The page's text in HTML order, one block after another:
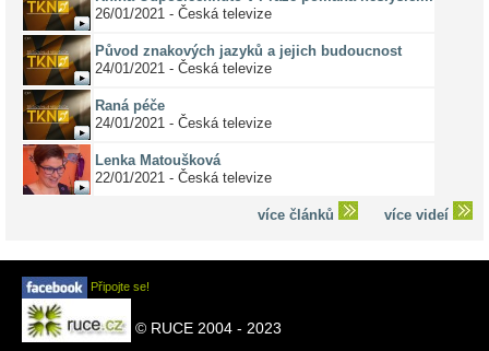
26/01/2021 - Česká televize
Původ znakových jazyků a jejich budoucnost
24/01/2021 - Česká televize
Raná péče
24/01/2021 - Česká televize
Lenka Matoušková
22/01/2021 - Česká televize
více článků více videí
Připojte se!
© RUCE 2004 - 2023